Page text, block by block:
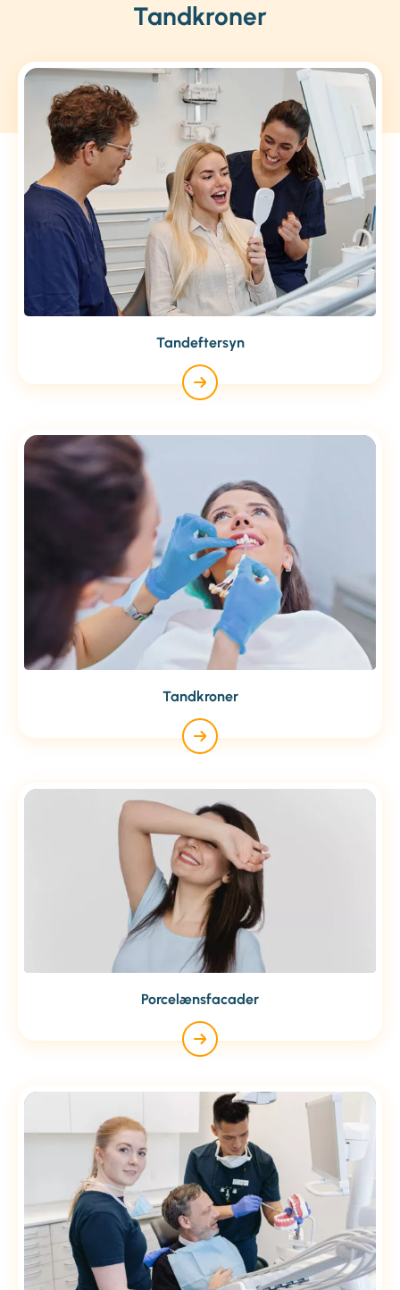
Tandkroner
Tandeftersyn
Tandkroner
Porcelænsfacader